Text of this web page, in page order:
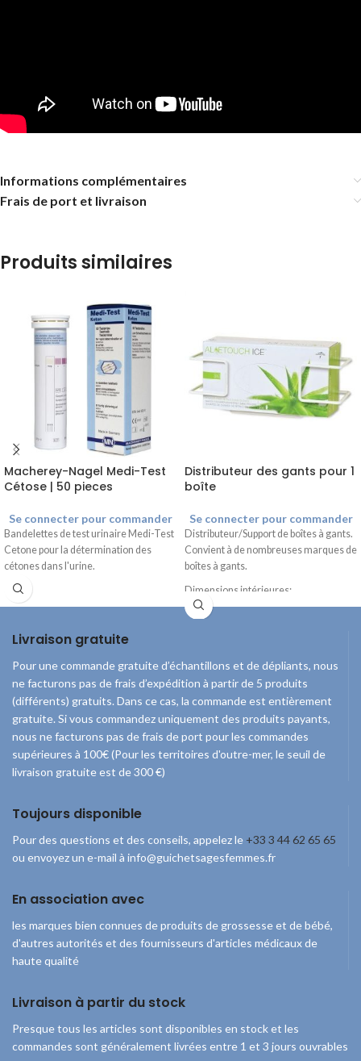
Informations complémentaires
Frais de port et livraison
Produits similaires
Macherey-Nagel Medi-Test
Cétose | 50 pieces
Se connecter pour commander
Bandelettes de test urinaire Medi-Test
Cetone pour la détermination des
cétones dans l'urine.
Distributeur des gants pour 1
boîte
Se connecter pour commander
Distributeur/Support de boîtes à gants.
Convient à de nombreuses marques de
boîtes à gants.
Dimensions intérieures:
Hauteur : 14 cm
Largeur : 28,0 cm
Livraison gratuite
Pour une commande gratuite d’échantillons et de dépliants, nous
ne facturons pas de frais d’expédition à partir de 5 produits
(différents) gratuits. Dans ce cas, la commande est entièrement
gratuite. Si vous commandez uniquement des produits payants,
nous ne facturons pas de frais de port pour les commandes
supérieures à 100€ (Pour les territoires d'outre-mer, le seuil de
livraison gratuite est de 300 €)
Toujours disponible
Pour des questions et des conseils, appelez le +33 3 44 62 65 65
ou envoyez un e-mail à info@guichetsagesfemmes.fr
En association avec
les marques bien connues de produits de grossesse et de bébé,
d'autres autorités et des fournisseurs d'articles médicaux de
haute qualité
Livraison à partir du stock
Presque tous les articles sont disponibles en stock et les
commandes sont généralement livrées entre 1 et 3 jours ouvrables